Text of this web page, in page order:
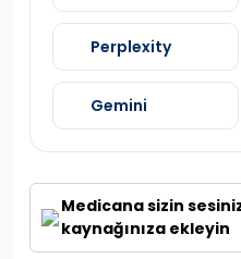
Perplexity
Gemini
Medicana sizin
kaynağınıza ekleyin